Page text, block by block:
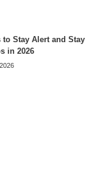
to Stay Alert and Stay
in 2026